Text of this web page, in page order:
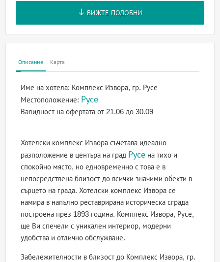
ВИЖТЕ ПОДОБНИ
Описание Карта
Име на хотела: Комплекс Извора, гр. Русе
Местоположение: Русе
Валидност на офертатаот 21.06 до 30.09
Хотелски комплекс Извора съчетава идеално
разположение в центъра на град Русе на тихо и
спокойно място, но едновременно с това е в
непосредствена близост до всички значими обекти в
сърцето на града. Хотелски комплекс Извора се
намира в напълно реставрирана историческа сграда
построена през 1893 година. Комплекс Извора, Русе,
ще Ви спечели с уникален интериор, модерни
удобства и отлично обслужване.
Забележителности в близост до Комплекс Извора, гр.